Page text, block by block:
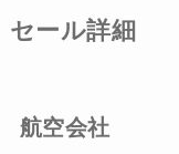
セール詳細
航空会社